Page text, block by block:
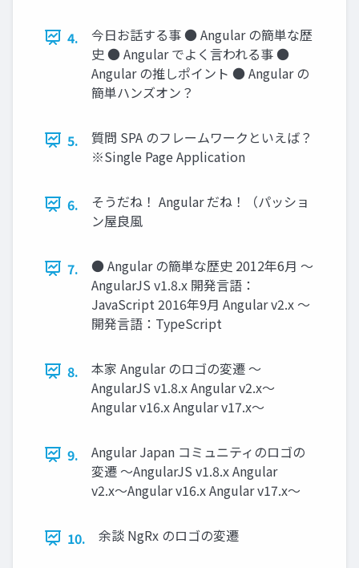
4.
今日お話する事 ● Angular の簡単な歴
史 ● Angular でよく言われる事 ●
Angular の推しポイント ● Angular の
簡単ハンズオン？
5.
質問 SPA のフレームワークといえば？
※Single Page Application
6.
そうだね！ Angular だね！（パッショ
ン屋良風
7.
● Angular の簡単な歴史 2012年6月 〜
AngularJS v1.8.x 開発言語：
JavaScript 2016年9月 Angular v2.x 〜
開発言語：TypeScript
8.
本家 Angular のロゴの変遷 〜
AngularJS v1.8.x Angular v2.x〜
Angular v16.x Angular v17.x〜
9.
Angular Japan コミュニティのロゴの
変遷 〜AngularJS v1.8.x Angular
v2.x〜Angular v16.x Angular v17.x〜
10. 余談 NgRx のロゴの変遷